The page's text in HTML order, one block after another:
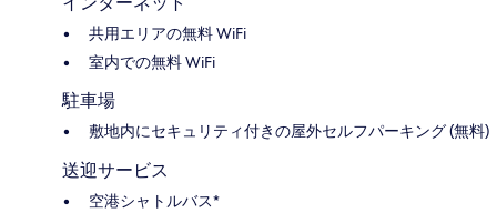
共用エリアの無料 WiFi
室内での無料 WiFi
駐車場
敷地内にセキュリティ付きの屋外セルフパーキング (無料)
送迎サービス
空港シャトルバス*